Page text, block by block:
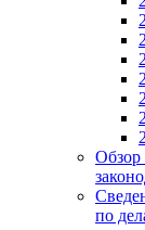
Обзор
по